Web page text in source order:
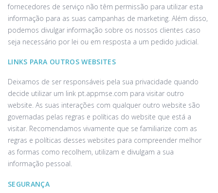
fornecedores de serviço não têm permissão para utilizar esta
informação para as suas campanhas de marketing. Além disso,
podemos divulgar informação sobre os nossos clientes caso
seja necessário por lei ou em resposta a um pedido judicial.
LINKS PARA OUTROS WEBSITES
Deixamos de ser responsáveis pela sua privacidade quando
decide utilizar um link ‌pt.appmse.com para visitar outro
website. As suas interações com qualquer outro website são
governadas pelas regras e políticas do website que está a
visitar. Recomendamos vivamente que se familiarize com as
regras e políticas desses websites para compreender melhor
as formas como recolhem, utilizam e divulgam a sua
informação pessoal.
SEGURANÇA